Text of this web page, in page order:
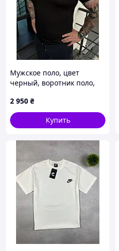
Мужское поло, цвет
черный, воротник поло,
нижний край, лаконичная
отделка на груди
2 950 ₴
Купить